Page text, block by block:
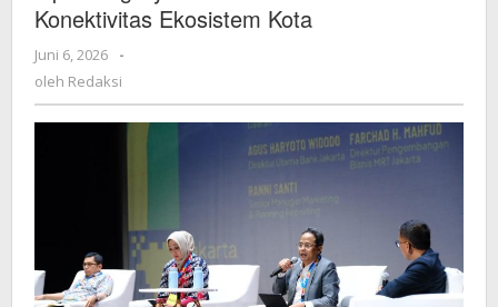
Operating
System
Ekosistem
Konektivitas Ekosistem Kota
Juni 6, 2026
oleh
Redaksi
-
oleh Redaksi